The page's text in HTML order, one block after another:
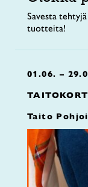
Savesta
tuotteita!
01.06. –
Taito